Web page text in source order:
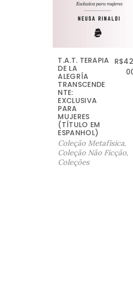
T.A.T. TERAPIA
DE LA
ALEGRÍA
TRANSCENDE
NTE:
EXCLUSIVA
PARA
MUJERES
(TÍTULO EM
ESPANHOL)
R$
Coleção Metafísica,
Coleção Não Ficção,
Coleções